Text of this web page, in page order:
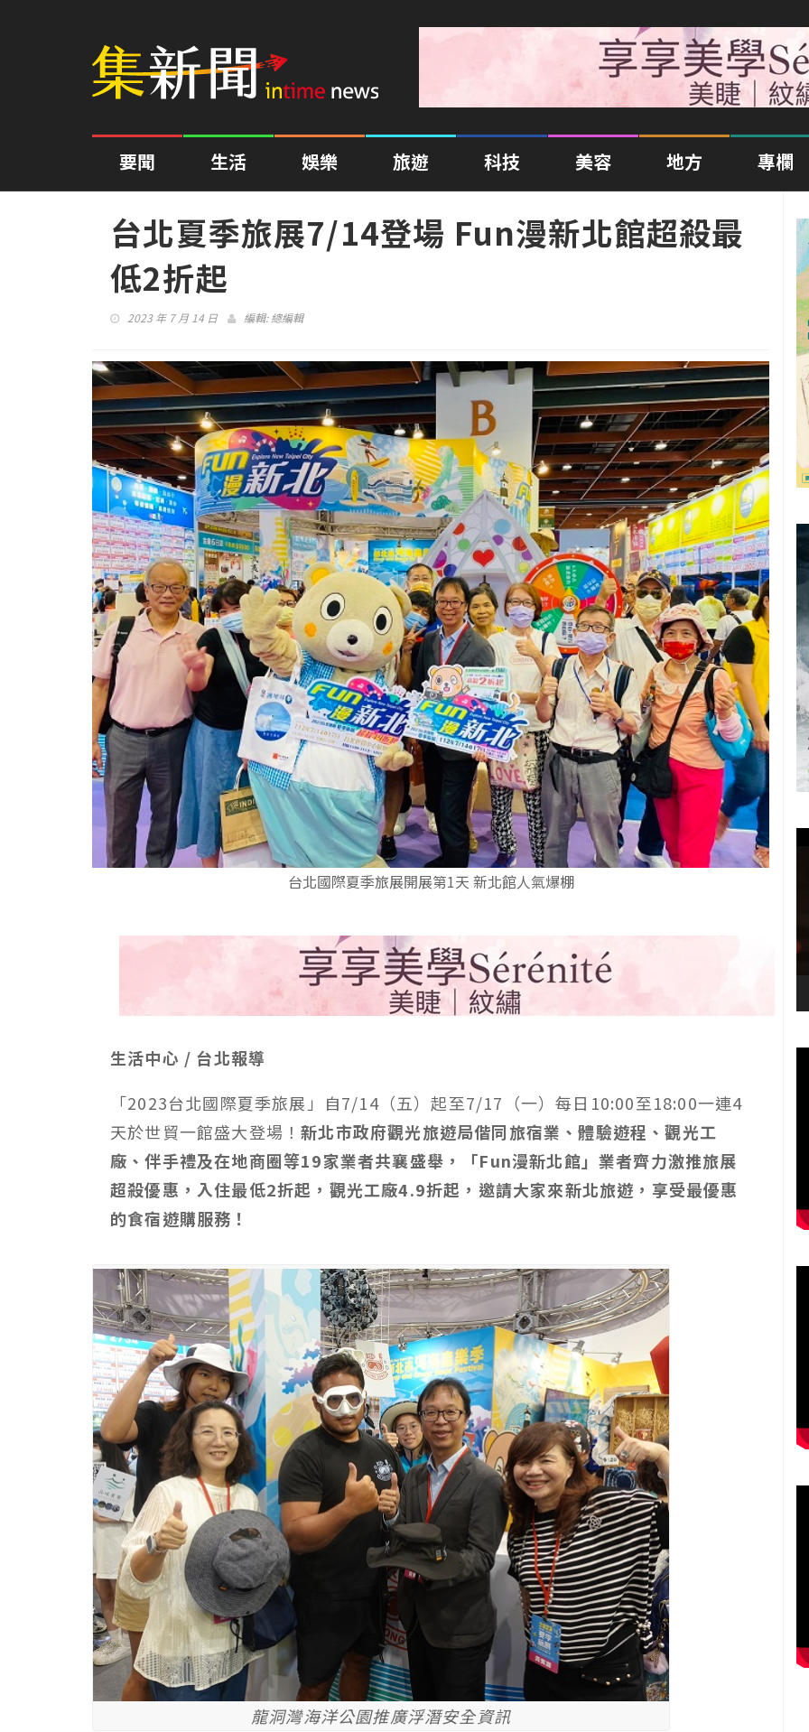
要聞 生活 娛樂 旅遊 科技 美容 地方 專欄
台北夏季旅展7/14登場 Fun漫新北館超殺最
低2折起
2023 年 7 月 14 日 編輯:總編輯
台北國際夏季旅展開展第1天 新北館人氣爆棚
生活中心 / 台北報導
「2023台北國際夏季旅展」自7/14（五）起至7/17（一）每日10:00至18:00一連4
天於世貿一館盛大登場！新北市政府觀光旅遊局偕同旅宿業、體驗遊程、觀光工
廠、伴手禮及在地商圈等19家業者共襄盛舉，「Fun漫新北館」業者齊力激推旅展
超殺優惠，入住最低2折起，觀光工廠4.9折起，邀請大家來新北旅遊，享受最優惠
的食宿遊購服務！
龍洞灣海洋公園推廣浮潛安全資訊